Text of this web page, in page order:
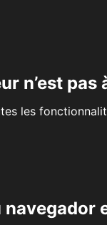
n’est pas
les